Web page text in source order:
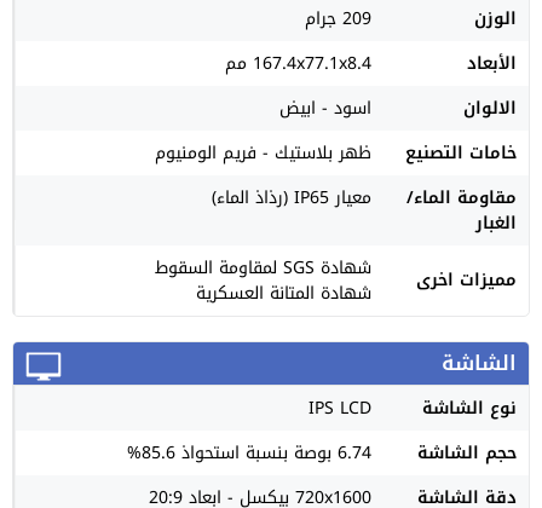
الوزن
209 جرام
الأبعاد
167.4x77.1x8.4 مم
الالوان
اسود - ابيض
خامات التصنيع
ظهر بلاستيك - فريم الومنيوم
مقاومة الماء/
الغبار
معيار IP65 (رذاذ الماء)
مميزات اخرى شهادة SGS لمقاومة السقوط
شهادة المتانة العسكرية
الشاشة
نوع الشاشة
IPS LCD
حجم الشاشة
6.74 بوصة بنسبة استحواذ 85.6%
دقة الشاشة
720x1600 بيكسل - ابعاد 20:9